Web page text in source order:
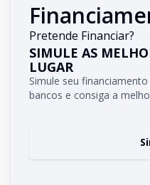
Pretende Financiar?
SIMULE AS
LUGAR
Simule seu
bancos e consiga a